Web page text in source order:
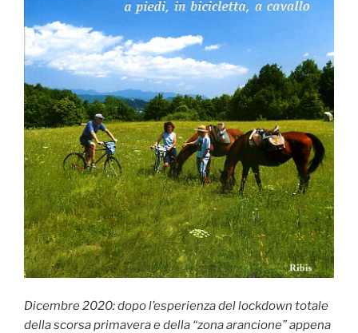
Dicembre 2020: dopo l’esperienza del lockdown totale
della scorsa primavera e della “zona arancione” appena